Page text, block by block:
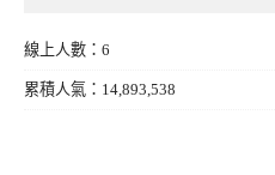
線上人數：6
累積人氣：14,893,538